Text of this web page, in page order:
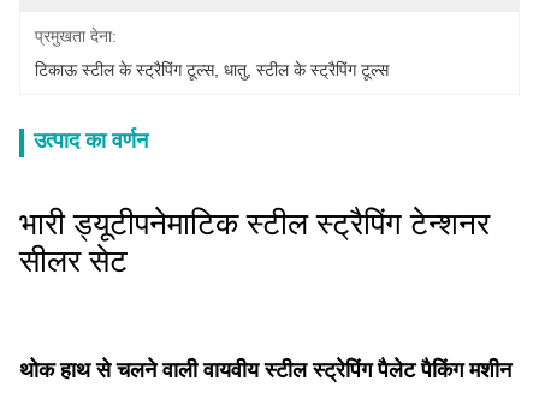
प्रमुखता देना:
टिकाऊ स्टील के स्ट्रैपिंग टूल्स, धातु स्टील के स्ट्रैपिंग टूल्स
उत्पाद का वर्णन
भारी ड्यूटीपनेमाटिक स्टील स्ट्रैपिंग टेन्शनर
सीलर सेट
थोक हाथ से चलने वाली वायवीय स्टील स्ट्रेपिंग पैलेट पैकिंग मशीन